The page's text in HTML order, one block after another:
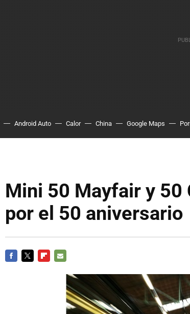
Android Auto Calor China Google Maps
Mini 50 Mayfair y 50
por el 50 aniversario